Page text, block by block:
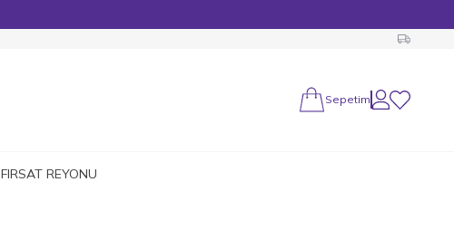
SepetimHesabım
Favorilerim
FIRSAT REYONU